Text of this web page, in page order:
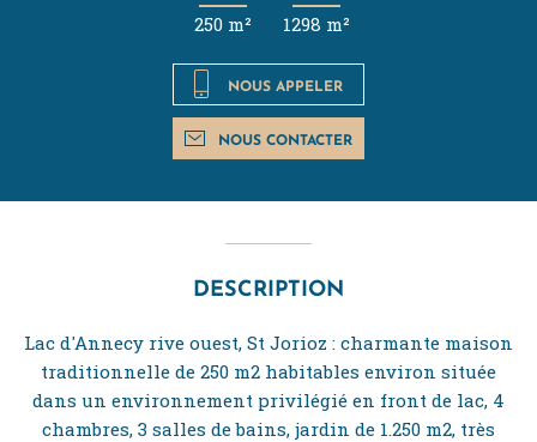
250 m² 1298 m²
NOUS APPELER
NOUS CONTACTER
DESCRIPTION
Lac d'Annecy rive ouest, St Jorioz : charmante maison
traditionnelle de 250 m2 habitables environ située
dans un environnement privilégié en front de lac, 4
chambres, 3 salles de bains, jardin de 1.250 m2, très